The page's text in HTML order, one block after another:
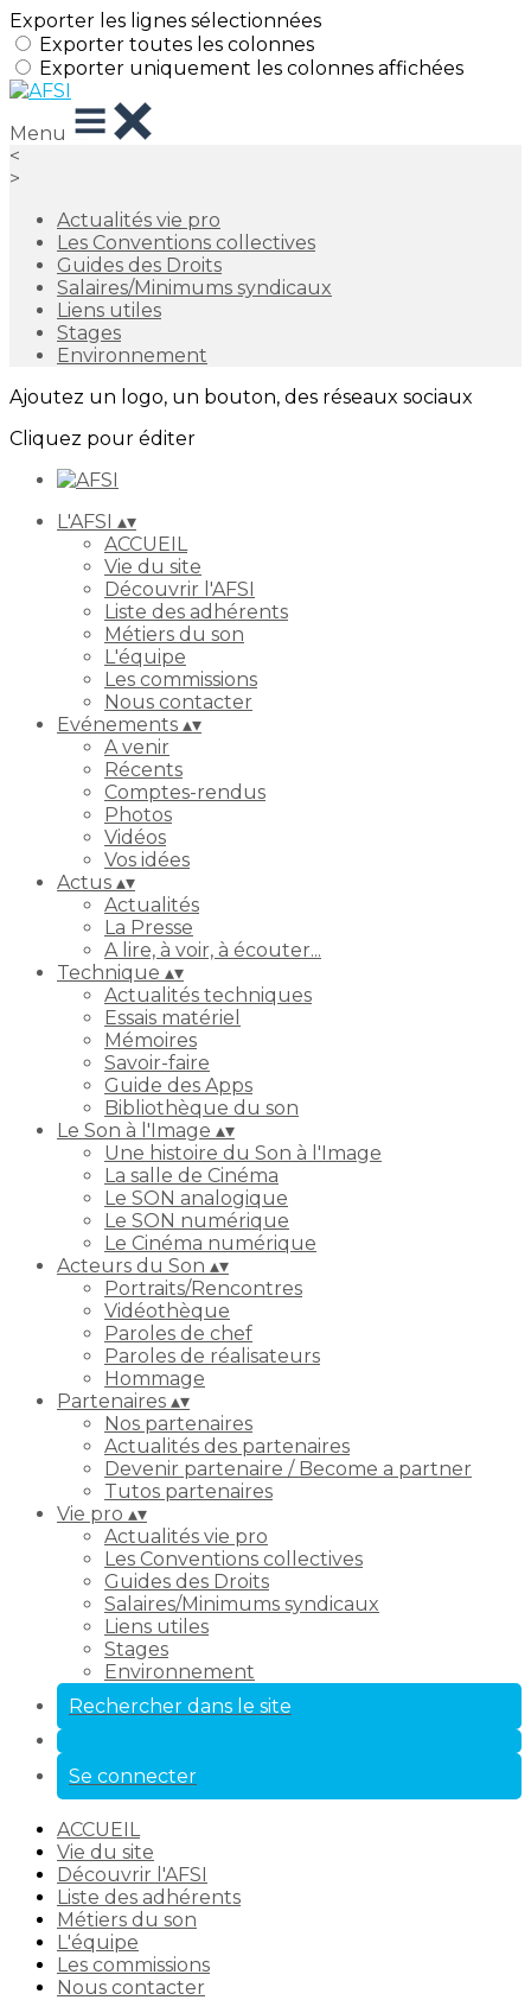
Exporter les lignes sélectionnées
Exporter toutes les colonnes
Exporter uniquement les colonnes affichées
Menu
<
>
Actualités vie pro
Les Conventions collectives
Guides des Droits
Salaires/Minimums syndicaux
Liens utiles
Stages
Environnement
Ajoutez un logo, un bouton, des réseaux sociaux
Cliquez pour éditer
L'AFSI ▴▾
ACCUEIL
Vie du site
Découvrir l'AFSI
Liste des adhérents
Métiers du son
L'équipe
Les commissions
Nous contacter
Evénements ▴▾
A venir
Récents
Comptes-rendus
Photos
Vidéos
Vos idées
Actus ▴▾
Actualités
La Presse
A lire, à voir, à écouter...
Technique ▴▾
Actualités techniques
Essais matériel
Mémoires
Savoir-faire
Guide des Apps
Bibliothèque du son
Le Son à l'Image ▴▾
Une histoire du Son à l'Image
La salle de Cinéma
Le SON analogique
Le SON numérique
Le Cinéma numérique
Acteurs du Son ▴▾
Portraits/Rencontres
Vidéothèque
Paroles de chef
Paroles de réalisateurs
Hommage
Partenaires ▴▾
Nos partenaires
Actualités des partenaires
Devenir partenaire / Become a partner
Tutos partenaires
Vie pro ▴▾
Actualités vie pro
Les Conventions collectives
Guides des Droits
Salaires/Minimums syndicaux
Liens utiles
Stages
Environnement
Rechercher dans le site
Se connecter
ACCUEIL
Vie du site
Découvrir l'AFSI
Liste des adhérents
Métiers du son
L'équipe
Les commissions
Nous contacter